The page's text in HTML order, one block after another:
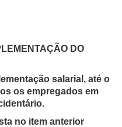
DE VIDA
DO
salarial, até o
os empregados em
no item anterior